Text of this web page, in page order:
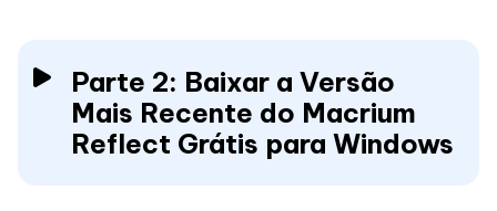
Parte 2: Baixar a Versão
Mais Recente do Macrium
Reflect Grátis para Windows